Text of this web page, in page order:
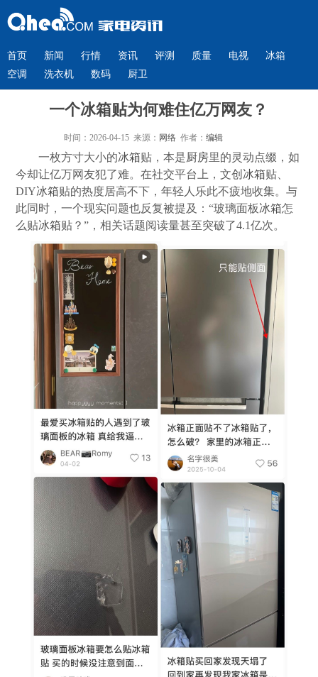
首页 新闻 行情 资讯 评测 质量 电视
冰箱
空调
洗衣机 数码 厨卫
一个冰箱贴为何难住亿万网友？
时间：2026-04-15 来源： 网络作者： 编辑
一枚方寸大小的冰箱贴，本是厨房里的灵动点缀，如
今却让亿万网友犯了难。在社交平台上，文创 冰箱贴、
DIY冰箱贴的热度居高不下，年轻人乐此不疲地收集。与
此同时，一个现实问题也反复被提及：“玻璃面板冰箱怎
么贴冰箱贴？”，相关话题阅读量甚至突破了4.1亿次。